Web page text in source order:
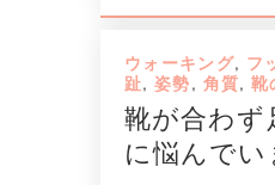
ウォーキング, フ
趾,姿勢, 角質, 靴
靴が合わず
に悩んで